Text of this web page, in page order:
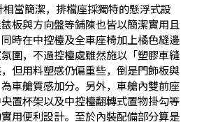
當簡潔，排檔座採獨特的懸浮式設
板與方向盤等鋪陳也皆以簡潔實用且
時在中控檯及全車座椅加上橘色縫邊
圍，不過控檯處雖然施以「塑膠車縫
但用料塑感仍偏重些，倒是門飾板與
車艙質感加分。另外，車艙內雙前座
置杯架以及中控檯翻轉式置物掛勾等
用便利設計。至於內裝配備部分算是